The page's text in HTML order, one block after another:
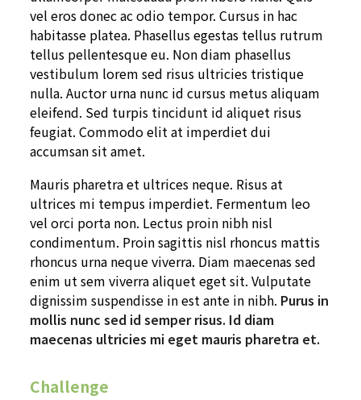
vel eros donec ac odio tempor. Cursus in hac
habitasse platea. Phasellus egestas tellus rutrum
tellus pellentesque eu. Non diam phasellus
vestibulum lorem sed risus ultricies tristique
nulla. Auctor urna nunc id cursus metus aliquam
eleifend. Sed turpis tincidunt id aliquet risus
feugiat. Commodo elit at imperdiet dui
accumsan sit amet.
Mauris pharetra et ultrices neque. Risus at
ultrices mi tempus imperdiet. Fermentum leo
vel orci porta non. Lectus proin nibh nisl
condimentum. Proin sagittis nisl rhoncus mattis
rhoncus urna neque viverra. Diam maecenas sed
enim ut sem viverra aliquet eget sit. Vulputate
dignissim suspendisse in est ante in nibh. Purus in
mollis nunc sed id semper risus. Id diam
maecenas ultricies mi eget mauris pharetra et.
Challenge